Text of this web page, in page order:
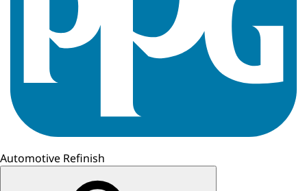
Automotive Refinish